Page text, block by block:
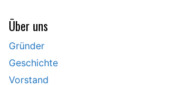
Über uns
Gründer
Geschichte
Vorstand